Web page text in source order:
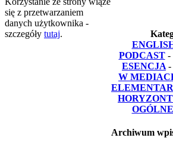
PODCAST -
ESENCJA -
W
OGÓLNE
Archiwum
się z przetwarzaniem
danych użytkownika -
szczegóły tutaj.